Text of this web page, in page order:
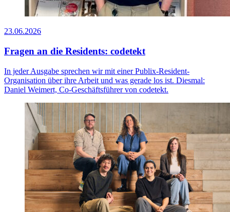
23.06.2026
Fragen an die Residents: codetekt
In jeder Ausgabe sprechen wir mit einer Publix-Resident-
Organisation über ihre Arbeit und was gerade los ist. Diesmal:
Daniel Weimert, Co-Geschäftsführer von codetekt.